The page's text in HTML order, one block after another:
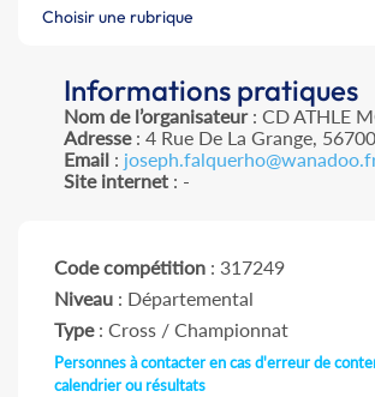
Choisir une rubrique
Informations pratiques
Nom de l’organisateur: CD ATHLE
Adresse: 4 Rue De La Grange,
Email:
Site internet: -
Code compétition : 317249
Niveau : Départemental
Type: Cross / Championnat
Personnes à contacter en cas d'erreur de
calendrier ou résultats